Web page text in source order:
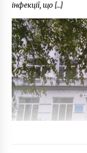
інфекції, що […]